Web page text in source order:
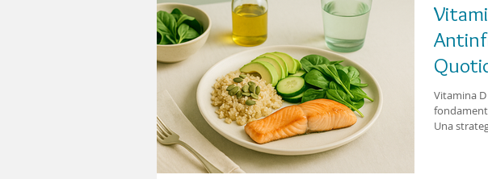
Vitamina
Una